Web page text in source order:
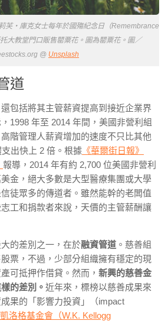
芙・庫克女士每年於國殤紀念日（Remembrance
大教堂門口販售罌粟花。圖為罌粟花。圖／
@ Unsplash
道
包括將其主管薪資提高到接近企業界
1998 年至 2014 年間，美國非營利組
階管理人薪資增加的速度不只比其他
出快上 2 倍。根據 《華爾街日報》
報導，2014 年有約 2,700 位美國非營利
金，絕大多數是大型醫療集團或大學
徒眾多的傳道者。雖然能幹的老闆值
工和捐款者來說，天價的主管薪酬讓
的差別之一，在於融資管道 。慈善組
票，不過，少部分組織擁有穩定的現
可抵押作借貸。然而， 新興的慈善金
的差別。 近年來，標榜以慈善成果來
果的「影響力投資」（impact
洛格基金會（W.K. Kellogg